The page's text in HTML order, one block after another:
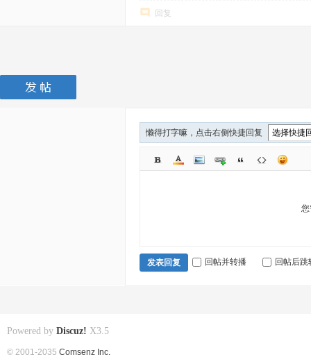
回复
懒得打字嘛，点击右侧快捷回复
发表回复 回帖并转播 回帖后跳
Powered by Discuz! X3.5
© 2001-2035 Comsenz Inc.